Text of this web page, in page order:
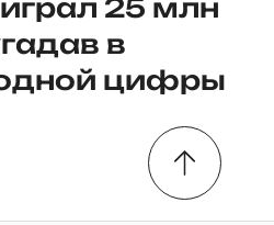
25 млн
в
цифры